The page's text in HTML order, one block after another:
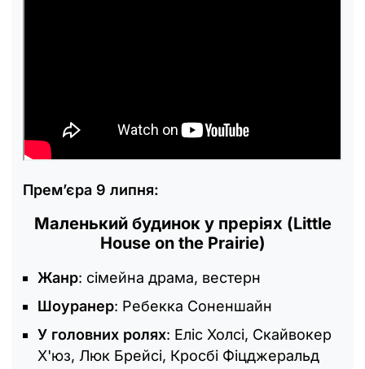
Прем’єра 9 липня:
Маленький будинок у преріях (Little
House on the Prairie)
Жанр: сімейна драма, вестерн
Шоуранер: Ребекка Соненшайн
У головних ролях: Еліс Холсі, Скайвокер
Х'юз, Люк Брейсі, Кросбі Фіцджеральд